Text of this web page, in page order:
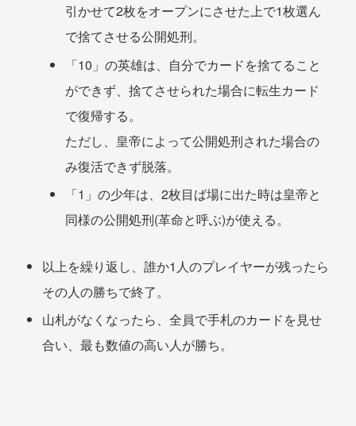
引かせて2枚をオープンにさせた上で1枚選ん
で捨てさせる公開処刑。
「10」の英雄は、自分でカードを捨てること
ができず、捨てさせられた場合に転生カード
で復帰する。
ただし、皇帝によって公開処刑された場合の
み復活できず脱落。
「1」の少年は、2枚目ば場に出た時は皇帝と
同様の公開処刑(革命と呼ぶ)が使える。
以上を繰り返し、誰か1人のプレイヤーが残ったら
その人の勝ちで終了。
山札がなくなったら、全員で手札のカードを見せ
合い、最も数値の高い人が勝ち。